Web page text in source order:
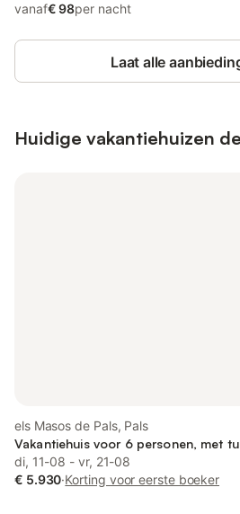
vanaf€ 98per nacht
Laat alle
Huidige vakantiehuizen
els Masos de Pals, Pals
Vakantiehuis voor 6 personen, met
di, 11-08 - vr, 21-08
€ 5.930·Korting voor eerste boeker